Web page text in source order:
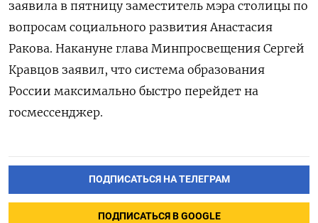
заявила в пятницу заместитель мэра столицы по
вопросам социального развития Анастасия
Ракова. Накануне глава Минпросвещения Сергей
Кравцов заявил, что система образования
России максимально быстро перейдет на
госмессенджер.
ПОДПИСАТЬСЯ НА ТЕЛЕГРАМ
ПОДПИСАТЬСЯ В GOOGLE